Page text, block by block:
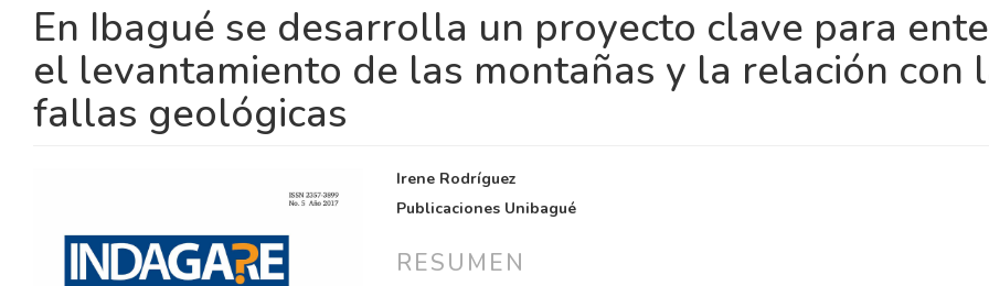
En Ibagué se desarrolla un proyecto clave para
el levantamiento de las montañas y la relación con
fallas geológicas
DEL
ARTÍCULO
CONTENIDO
PRINCIPAL
ARTÍCULO
Irene Rodríguez
Publicaciones Unibagué
RESUMEN